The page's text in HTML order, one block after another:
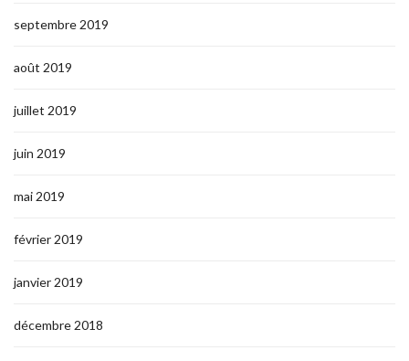
septembre 2019
août 2019
juillet 2019
juin 2019
mai 2019
février 2019
janvier 2019
décembre 2018